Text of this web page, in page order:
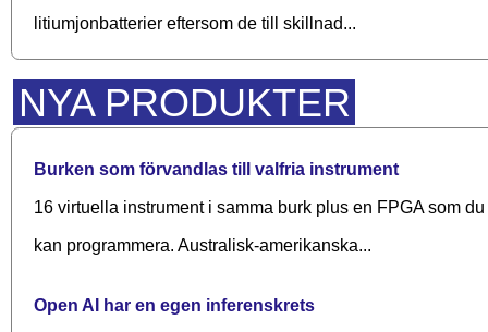
litiumjonbatterier eftersom de till skillnad...
NYA PRODUKTER
Burken som förvandlas till valfria instrument
16 virtuella instrument i samma burk plus en FPGA som du
kan programmera. Australisk-amerikanska...
Open AI har en egen inferenskrets